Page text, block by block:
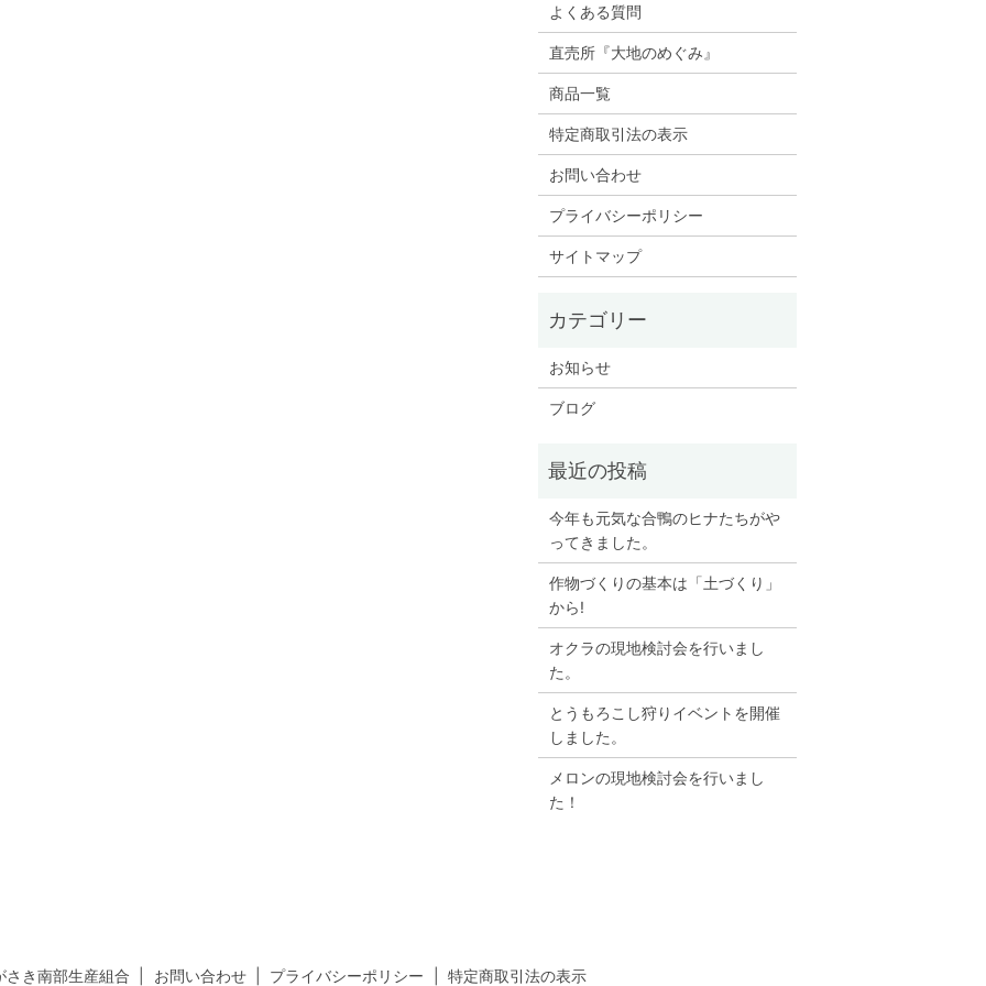
よくある質問
直売所『大地のめぐみ』
商品一覧
特定商取引法の表示
お問い合わせ
プライバシーポリシー
サイトマップ
お知らせ
ブログ
今年も元気な合鴨のヒナたちがや
ってきました。
作物づくりの基本は「土づくり」
から!
オクラの現地検討会を行いまし
た。
とうもろこし狩りイベントを開催
しました。
メロンの現地検討会を行いまし
た！
さき南部生産組合 お問い合わせ プライバシーポリシー 特定商取引法の表示